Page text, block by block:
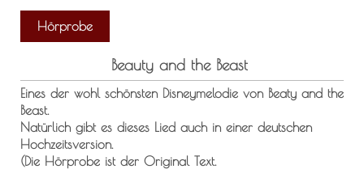
Hörprobe
Beauty and the Beast
Eines der wohl schönsten Disneymelodie von Beaty and the
Beast.
Natürlich gibt es dieses Lied auch in einer deutschen
Hochzeitsversion.
(Die Hörprobe ist der Original Text.